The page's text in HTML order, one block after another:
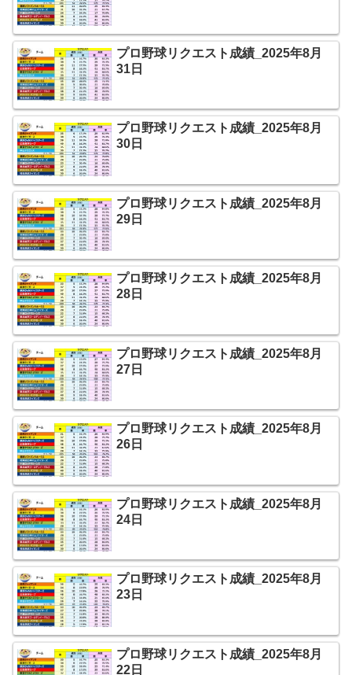
プロ野球リクエスト成績_2025年8月
31日
プロ野球リクエスト成績_2025年8月
30日
プロ野球リクエスト成績_2025年8月
29日
プロ野球リクエスト成績_2025年8月
28日
プロ野球リクエスト成績_2025年8月
27日
プロ野球リクエスト成績_2025年8月
26日
プロ野球リクエスト成績_2025年8月
24日
プロ野球リクエスト成績_2025年8月
23日
プロ野球リクエスト成績_2025年8月
22日